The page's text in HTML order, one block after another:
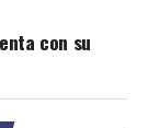
con su